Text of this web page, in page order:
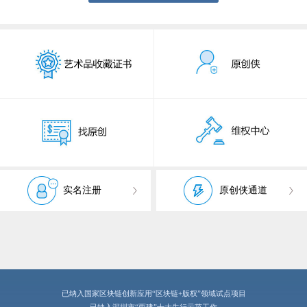
实名注册 原创侠通道
已纳入国家区块链创新应用“区块链+版权”领域试点项目